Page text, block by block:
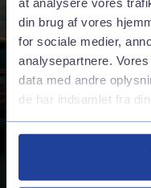
din brug af vores
for sociale medier,
analysepartnere.
data med andre
de har indsamlet fra